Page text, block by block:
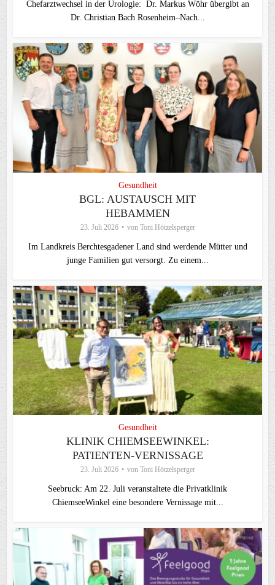
Chefarztwechsel in der Urologie: Dr. Markus Wöhr übergibt an
Dr. Christian Bach Rosenheim–Nach...
Gesundheit
BGL: AUSTAUSCH MIT
HEBAMMEN
23. Juli 2026 von Toni Hötzelsperger
Im Landkreis Berchtesgadener Land sind werdende Mütter und
junge Familien gut versorgt. Zu einem...
Gesundheit
KLINIK CHIEMSEEWINKEL:
PATIENTEN-VERNISSAGE
23. Juli 2026 von Toni Hötzelsperger
Seebruck: Am 22. Juli veranstaltete die Privatklinik
ChiemseeWinkel eine besondere Vernissage mit...